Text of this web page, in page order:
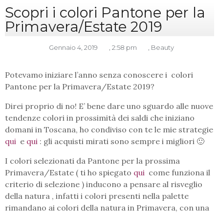
Scopri i colori Pantone per la
Primavera/Estate 2019
Gennaio 4, 2019 2:58 pm Beauty
Potevamo iniziare l’anno senza conoscere i colori
Pantone per la Primavera/Estate 2019?
Direi proprio di no! E’ bene dare uno sguardo alle nuove
tendenze colori in prossimità dei saldi che iniziano
domani in Toscana, ho condiviso con te le mie strategie
qui e qui : gli acquisti mirati sono sempre i migliori 🙂
I colori selezionati da Pantone per la prossima
Primavera/Estate ( ti ho spiegato qui come funziona il
criterio di selezione ) inducono a pensare al risveglio
della natura , infatti i colori presenti nella palette
rimandano ai colori della natura in Primavera, con una